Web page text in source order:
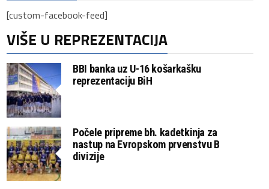
[custom-facebook-feed]
VIŠE U REPREZENTACIJA
BBI banka uz U-16 košarkašku
reprezentaciju BiH
Počele pripreme bh. kadetkinja za
nastup na Evropskom prvenstvu B
divizije